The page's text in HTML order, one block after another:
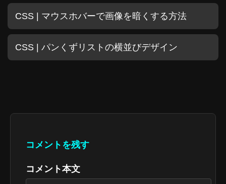
CSS | マウスホバーで画像を暗くする方法
CSS | パンくずリストの横並びデザイン
コメントを残す
コメント本文